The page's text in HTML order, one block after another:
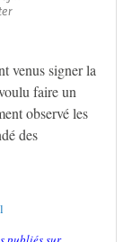
venus signer la
faire un
observé les
des